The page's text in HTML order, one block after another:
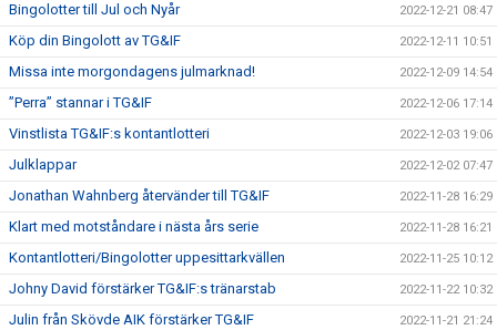
Bingolotter till Jul och Nyår 2022-12-21 08:47
Köp din Bingolott av TG&IF 2022-12-11 10:51
Missa inte morgondagens julmarknad! 2022-12-09 14:54
”Perra” stannar i TG&IF 2022-12-06 17:14
Vinstlista TG&IF:s kontantlotteri 2022-12-03 19:06
Julklappar 2022-12-02 07:47
Jonathan Wahnberg återvänder till TG&IF 2022-11-28 16:29
Klart med motståndare i nästa års serie 2022-11-28 16:21
Kontantlotteri/Bingolotter uppesittarkvällen 2022-11-25 10:12
Johny David förstärker TG&IF:s tränarstab 2022-11-22 10:32
Julin från Skövde AIK förstärker TG&IF 2022-11-21 21:24